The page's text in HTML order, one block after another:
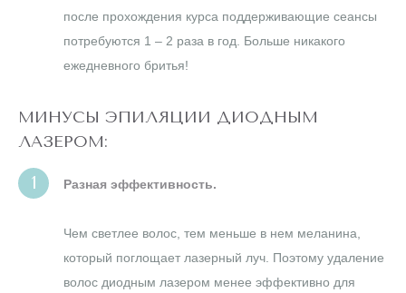
после прохождения курса поддерживающие сеансы
потребуются 1 – 2 раза в год. Больше никакого
ежедневного бритья!
МИНУСЫ ЭПИЛЯЦИИ ДИОДНЫМ
ЛАЗЕРОМ:
Разная эффективность.
Чем светлее волос, тем меньше в нем меланина,
который поглощает лазерный луч. Поэтому удаление
волос диодным лазером менее эффективно для